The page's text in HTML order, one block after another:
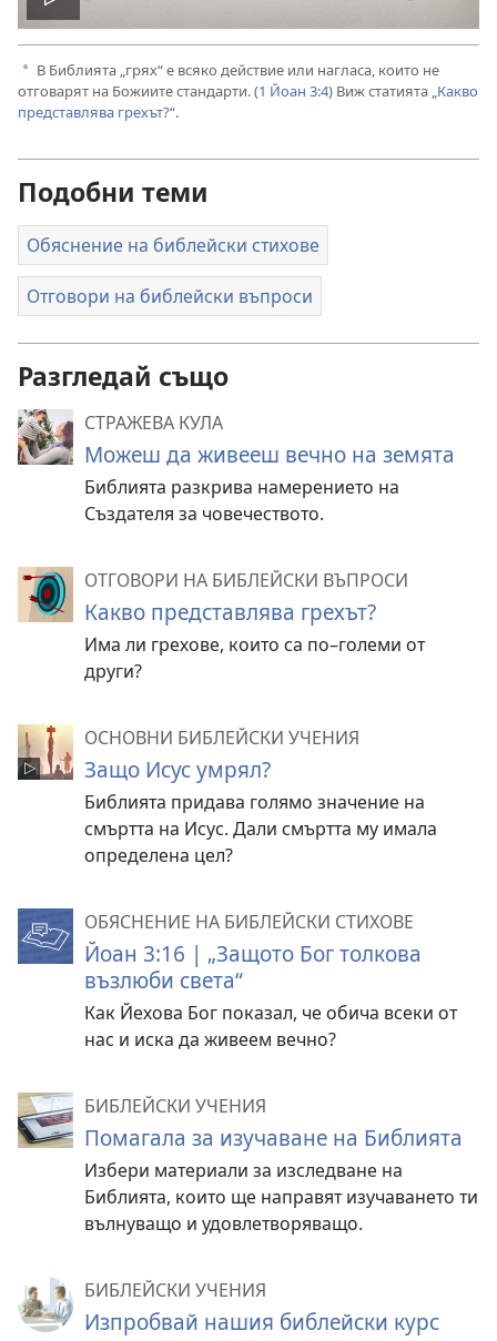
Пусни
видео
a В Библията „грях“ е всяко действие или нагласа, които не
отговарят на Божиите стандарти. (1 Йоан 3:4) Виж статията „Какво
представлява грехът?“.
Подобни теми
Обяснение на библейски стихове
Отговори на библейски въпроси
Разгледай също
СТРАЖЕВА КУЛА
Можеш да живееш вечно на земята
Библията разкрива намерението на
Създателя за човечеството.
ОТГОВОРИ НА БИБЛЕЙСКИ ВЪПРОСИ
Какво представлява грехът?
Има ли грехове, които са по–големи от
други?
ОСНОВНИ БИБЛЕЙСКИ УЧЕНИЯ
Защо Исус умрял?
Библията придава голямо значение на
смъртта на Исус. Дали смъртта му имала
определена цел?
ОБЯСНЕНИЕ НА БИБЛЕЙСКИ СТИХОВЕ
Йоан 3:16 | „Защото Бог толкова
възлюби света“
Как Йехова Бог показал, че обича всеки от
нас и иска да живеем вечно?
БИБЛЕЙСКИ УЧЕНИЯ
Помагала за изучаване на Библията
Избери материали за изследване на
Библията, които ще направят изучаването ти
вълнуващо и удовлетворяващо.
БИБЛЕЙСКИ УЧЕНИЯ
Изпробвай нашия библейски курс